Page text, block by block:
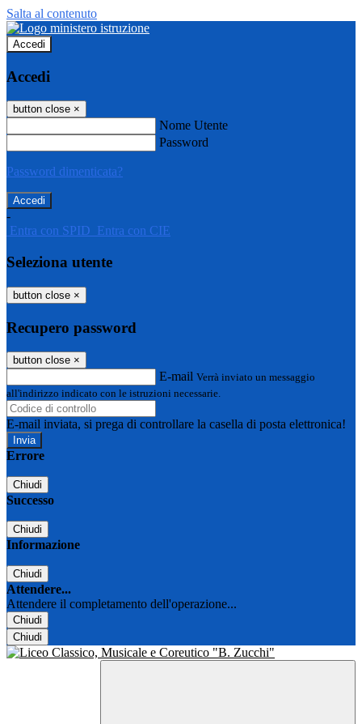
Salta al contenuto
Accedi
Accedi
button close ×
Nome Utente
Password
Password dimenticata?
-
Entra con SPID Entra con CIE
Seleziona utente
button close ×
Recupero password
button close ×
E-mail Verrà inviato un messaggio
all'indirizzo indicato con le istruzioni necessarie.
E-mail inviata, si prega di controllare la casella di posta elettronica!
Errore
Chiudi
Successo
Chiudi
Informazione
Chiudi
Attendere...
Attendere il completamento dell'operazione...
Chiudi
Chiudi